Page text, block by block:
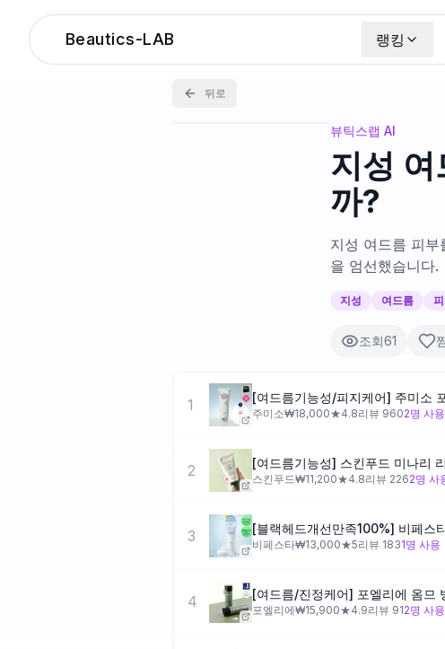
Beautics-LAB 랭킹
뒤로
뷰틱스랩 AI
지성
까?
지성 여드름 피
을 엄선했습니다.
지성 여드름
조회61
1 주미소₩18,000★4.8리뷰 9602명 사용
2 [여드름기능성] 스킨푸드 미나리
스킨푸드₩11,200★4.8리뷰 2262명 사
3 비페스타₩13,000★5리뷰 1831명 사용
4 포엘리에₩15,900★4.9리뷰 912명 사용